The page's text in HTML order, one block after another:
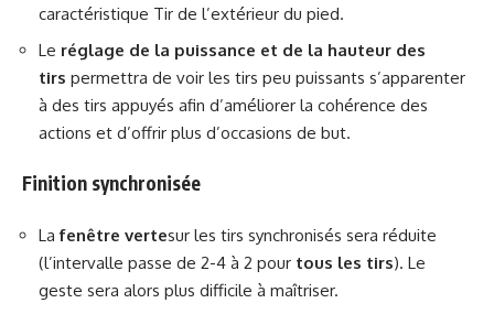
caractéristique Tir de l’extérieur du pied.
Le réglage de la puissance et de la hauteur des
tirs permettra de voir les tirs peu puissants s’apparenter
à des tirs appuyés afin d’améliorer la cohérence des
actions et d’offrir plus d’occasions de but.
Finition synchronisée
Lafenêtre vertesur les tirs synchronisés sera réduite
(l’intervalle passe de 2-4 à 2 pour tous les tirs). Le
geste sera alors plus difficile à maîtriser.